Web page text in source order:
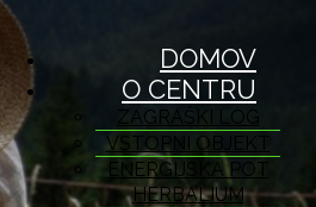
DOMOV
O CENTRU
ZAGRAŠKI LOG
VSTOPNI OBJEKT
ENERGIJSKA POT
HERBALIUM